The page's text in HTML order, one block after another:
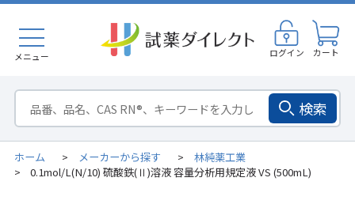
メニュー ログイン カート
検索
ホーム > メーカーから探す > 林純薬工業
> 0.1mol/L(N/10) 硫酸鉄(Ⅱ)溶液 容量分析用規定液 VS (500mL)